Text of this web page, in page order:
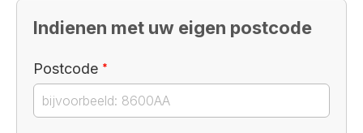
Indienen met uw eigen postcode
Postcode *